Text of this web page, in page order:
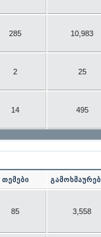
285 10,983
2 25
14 495
თემები
85 3,558